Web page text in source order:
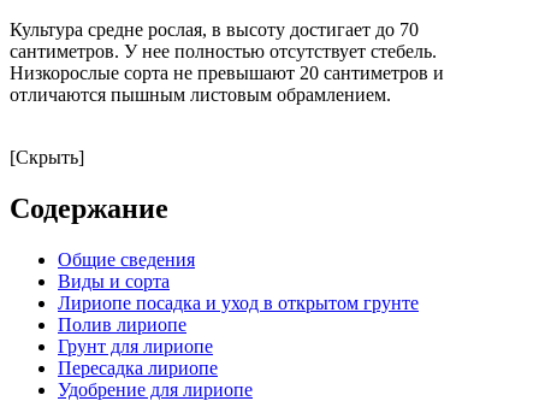
Культура средне рослая, в высоту достигает до 70
сантиметров. У нее полностью отсутствует стебель.
Низкорослые сорта не превышают 20 сантиметров и
отличаются пышным листовым обрамлением.
[Скрыть]
Содержание
Общие сведения
Виды и сорта
Лириопе посадка и уход в открытом грунте
Полив лириопе
Грунт для лириопе
Пересадка лириопе
Удобрение для лириопе